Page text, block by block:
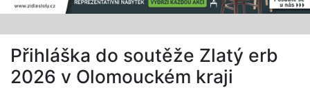
Přihláška do soutěže Zlatý erb
2026 v Olomouckém kraji